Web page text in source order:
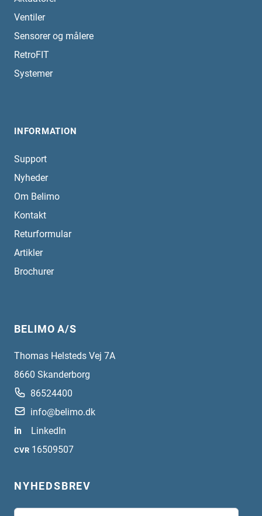
Ventiler
Sensorer og målere
RetroFIT
Systemer
INFORMATION
Support
Nyheder
Om Belimo
Kontakt
Returformular
Artikler
Brochurer
BELIMO A/S
Thomas Helsteds Vej 7A
8660 Skanderborg
86524400
info@belimo.dk
in
LinkedIn
CVR 16509507
NYHEDSBREV